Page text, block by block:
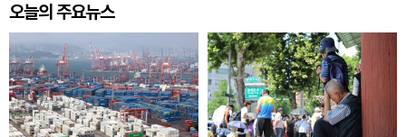
오늘의 주요뉴스